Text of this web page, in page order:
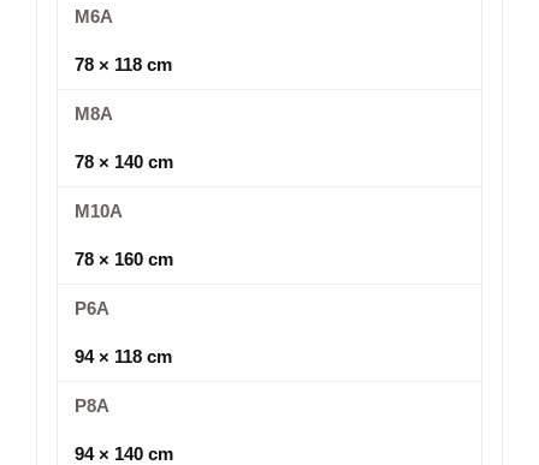
M6A
78 × 118 cm
M8A
78 × 140 cm
M10A
78 × 160 cm
P6A
94 × 118 cm
P8A
94 × 140 cm